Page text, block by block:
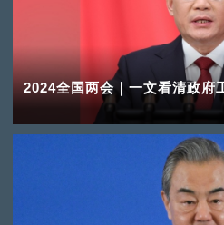
2024全国两会｜一文看清政府